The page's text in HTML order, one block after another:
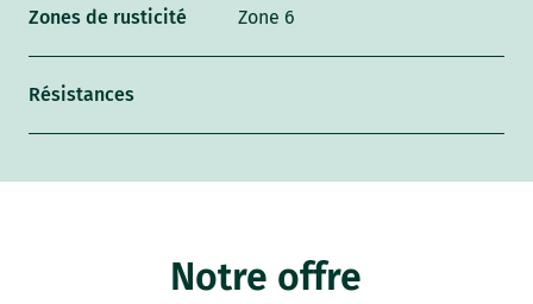
Zones de rusticité Zone 6
Résistances
Notre offre